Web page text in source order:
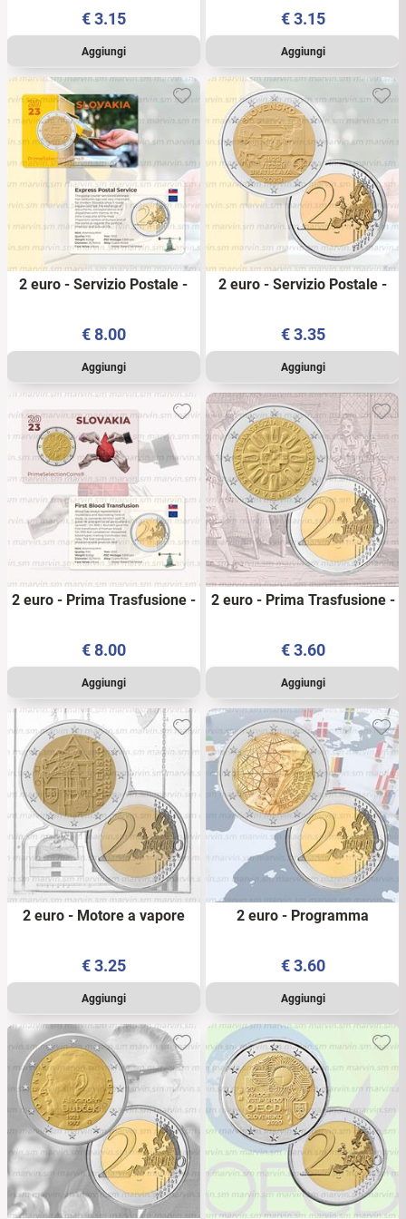
€3.15 €3.15
2 euro - Servizio Postale -
€8.00
2 euro - Servizio Postale -
€3.35
2 euro - Prima Trasfusione -
€8.00
2 euro - Prima Trasfusione -
€3.60
2 euro - Motore a vapore
€3.25
2 euro - Programma
€3.60